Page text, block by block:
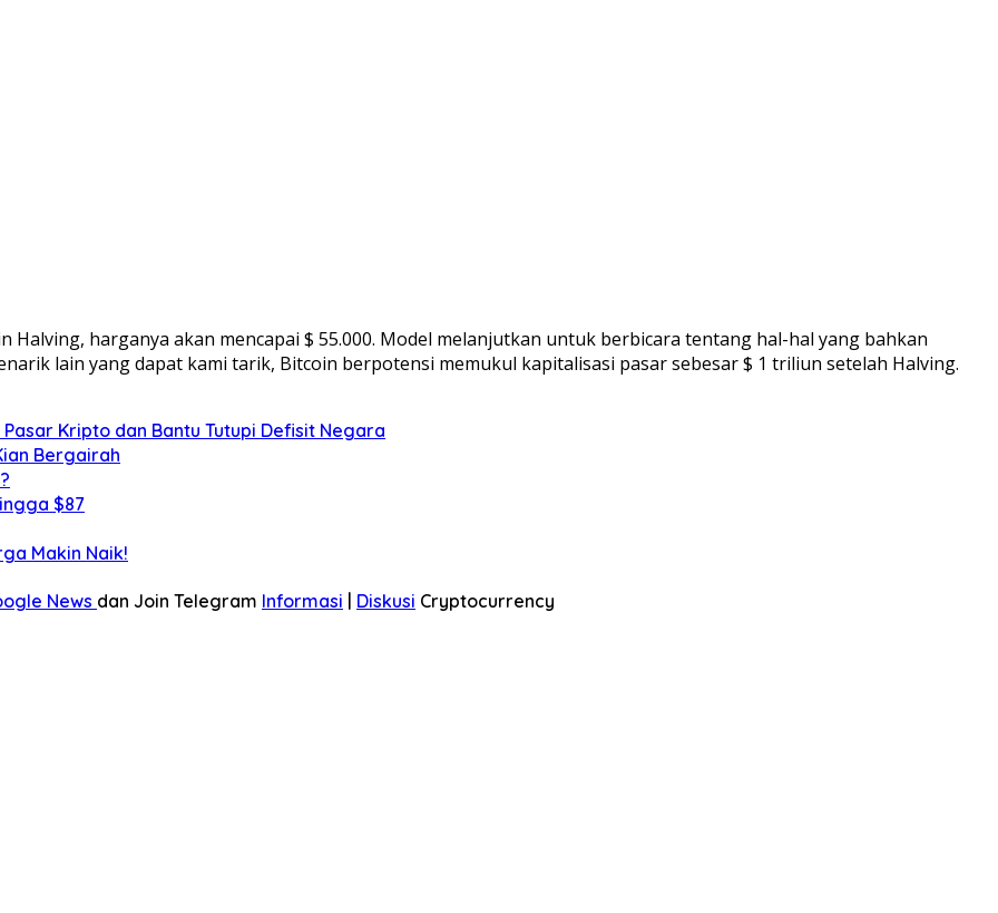
Halving, harganya akan mencapai $ 55.000. Model melanjutkan untuk berbicara tentang hal-hal yang bahkan
lain yang dapat kami tarik, Bitcoin berpotensi memukul kapitalisasi pasar sebesar $ 1 triliun setelah Halving.
Kripto dan Bantu Tutupi Defisit Negara
Bergairah
$87
Makin Naik!
News dan Join Telegram Informasi | Diskusi Cryptocurrency